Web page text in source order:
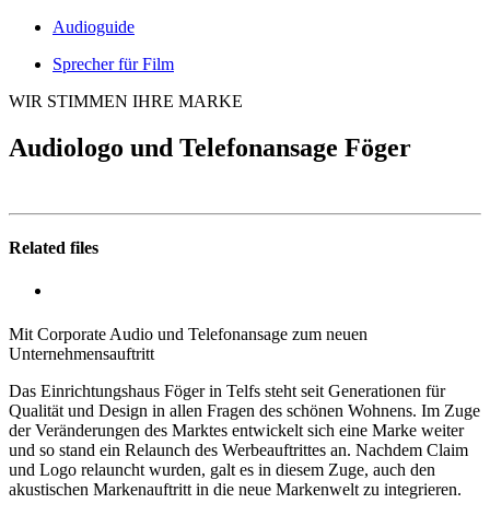
Audioguide
Sprecher für Film
WIR STIMMEN IHRE MARKE
Audiologo und Telefonansage Föger
Related files
Mit Corporate Audio und Telefonansage zum neuen
Unternehmensauftritt
Das Einrichtungshaus Föger in Telfs steht seit Generationen für
Qualität und Design in allen Fragen des schönen Wohnens. Im Zuge
der Veränderungen des Marktes entwickelt sich eine Marke weiter
und so stand ein Relaunch des Werbeauftrittes an. Nachdem Claim
und Logo relauncht wurden, galt es in diesem Zuge, auch den
akustischen Markenauftritt in die neue Markenwelt zu integrieren.